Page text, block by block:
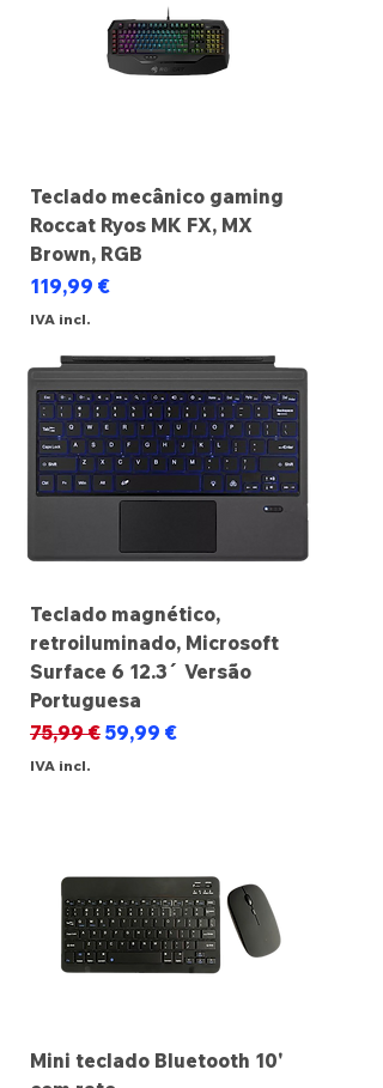
Teclado mecânico gaming
Roccat Ryos MK FX, MX
Brown, RGB
Preço
119,99 €
IVA incl.
Teclado magnético,
retroiluminado, Microsoft
Surface 6 12.3´ Versão
Portuguesa
Preço normal
75,99 € Preço promocional
59,99 €
IVA incl.
Mini teclado Bluetooth 10'